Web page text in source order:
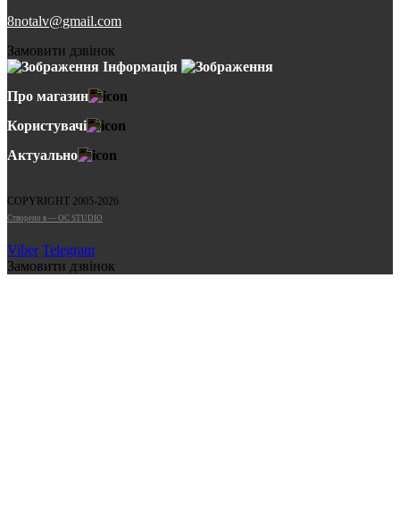
8notalv@gmail.com
Замовити дзвінок
Інформація
Про магазин
Користувачі
Актуально
COPYRIGHT 2005-2026
Cтворено в — OC STUDIO
Viber Telegram
Замовити дзвінок